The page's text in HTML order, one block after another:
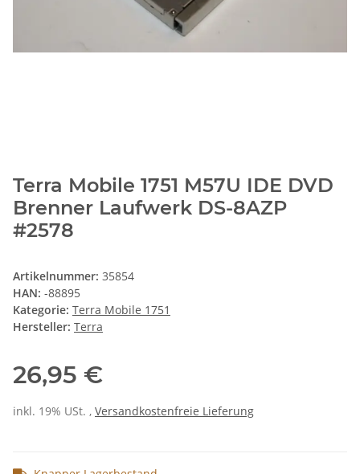
Terra Mobile 1751 M57U IDE DVD
Brenner Laufwerk DS-8AZP
#2578
Artikelnummer: 35854
HAN: -88895
Kategorie: Terra Mobile 1751
Hersteller: Terra
26,95 €
inkl. 19% USt. , Versandkostenfreie Lieferung